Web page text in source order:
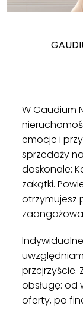
W Gaudium
emocje i
sprzedaży
doskonale:
zakątki.
otrzymujesz
przejrzyście.
obsługę:
oferty, po